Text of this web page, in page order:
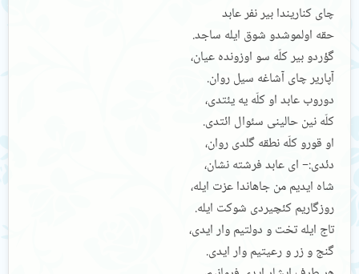
چای کناریندا بیر نفر عابد
حقه اولموشدو شوق ایله ساجد.
گؤردو بیر کلّه سو اوزونده عیان،
آپاریر چای آشاغه سیل روان.
دوروب عابد او کلّه یه یئتدی،
کلّه نین حالینی سئوال ائتدی.
او قورو کلّه نطقه گلدی روان،
دئدی:– ای عابد فرشته نشان،
شاه ایدیم من جاهاندا عزت ایله،
روزگاریم کئچیردی شوکت ایله.
تاج ایله تخت و دولتیم وار ایدی،
گنج و زر و رعیتیم وار ایدی.